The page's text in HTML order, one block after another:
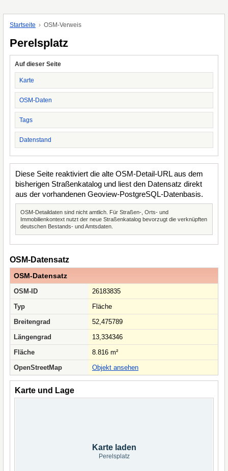
Startseite OSM-Verweis
Perelsplatz
Auf dieser Seite
Karte
OSM-Daten
Tags
Datenstand
Diese Seite reaktiviert die alte OSM-Detail-URL aus dem
bisherigen Straßenkatalog und liest den Datensatz direkt
aus der vorhandenen Geoview-PostgreSQL-Datenbasis.
OSM-Detaildaten sind nicht amtlich. Für Straßen-, Orts- und
Immobilienkontext nutzt der neue Straßenkatalog bevorzugt die verknüpften
deutschen Bestands- und Amtsdaten.
OSM-Datensatz
OSM-Datensatz
OSM-ID
26183835
Typ
Fläche
Breitengrad
52,475789
Längengrad
13,334346
Fläche
8.816 m²
OpenStreetMap
Objekt ansehen
Karte und Lage
Karte laden
Perelsplatz